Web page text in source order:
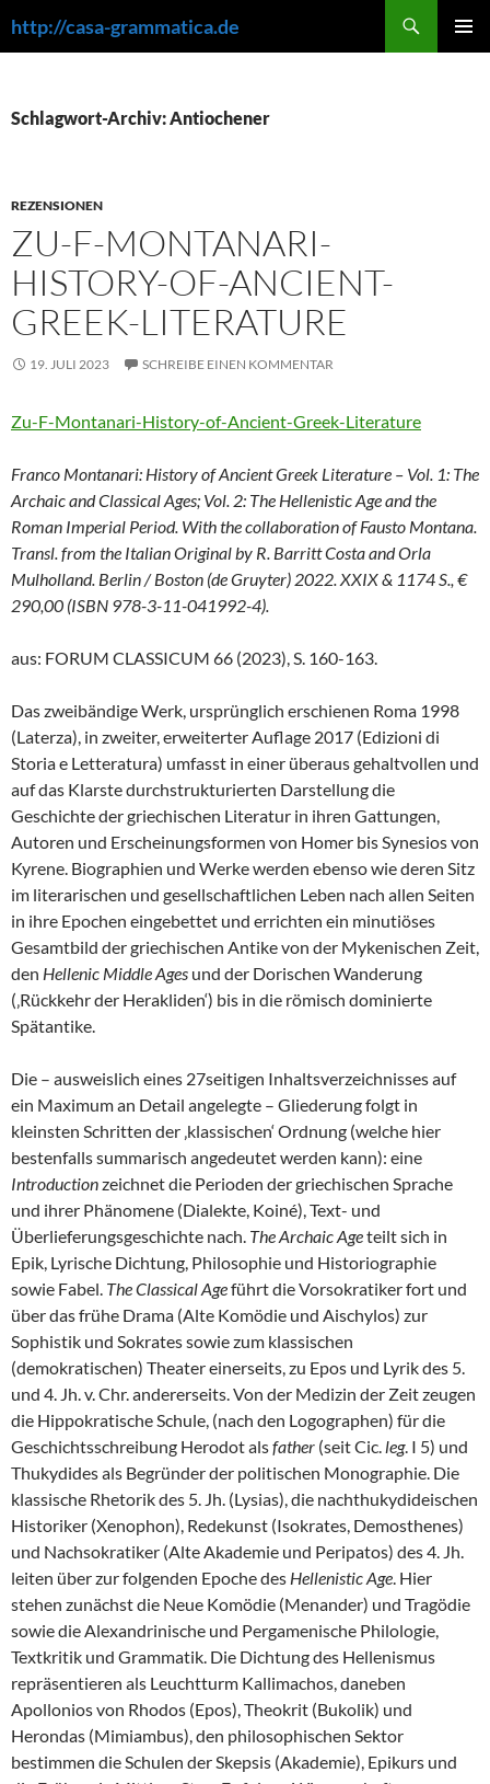
Inhalt
http://casa-grammatica.de
Schlagwort-Archiv: Antiochener
REZENSIONEN
ZU-F-MONTANARI-
HISTORY-OF-ANCIENT-
GREEK-LITERATURE
19. JULI 2023 SCHREIBE EINEN KOMMENTAR
Zu-F-Montanari-History-of-Ancient-Greek-Literature
Franco Montanari: History of Ancient Greek Literature – Vol. 1: The
Archaic and Classical Ages; Vol. 2: The Hellenistic Age and the
Roman Imperial Period. With the collaboration of Fausto Montana.
Transl. from the Italian Original by R. Barritt Costa and Orla
Mulholland. Berlin / Boston (de Gruyter) 2022. XXIX & 1174 S., €
290,00 (ISBN 978-3-11-041992-4).
aus: FORUM CLASSICUM 66 (2023), S. 160-163.
Das zweibändige Werk, ursprünglich erschienen Roma 1998
(Laterza), in zweiter, erweiterter Auflage 2017 (Edizioni di
Storia e Letteratura) umfasst in einer überaus gehaltvollen und
auf das Klarste durchstrukturierten Darstellung die
Geschichte der griechischen Literatur in ihren Gattungen,
Autoren und Erscheinungsformen von Homer bis Synesios von
Kyrene. Biographien und Werke werden ebenso wie deren Sitz
im literarischen und gesellschaftlichen Leben nach allen Seiten
in ihre Epochen eingebettet und errichten ein minutiöses
Gesamtbild der griechischen Antike von der Mykenischen Zeit,
den Hellenic Middle Ages und der Dorischen Wanderung
(‚Rückkehr der Herakliden‘) bis in die römisch dominierte
Spätantike.
Die – ausweislich eines 27seitigen Inhaltsverzeichnisses auf
ein Maximum an Detail angelegte – Gliederung folgt in
kleinsten Schritten der ‚klassischen‘ Ordnung (welche hier
bestenfalls summarisch angedeutet werden kann): eine
Introductionzeichnet die Perioden der griechischen Sprache
und ihrer Phänomene (Dialekte, Koiné), Text- und
Überlieferungsgeschichte nach. The Archaic Ageteilt sich in
Epik, Lyrische Dichtung, Philosophie und Historiographie
sowie Fabel. TheClassical Ageführt die Vorsokratiker fort und
über das frühe Drama (Alte Komödie und Aischylos) zur
Sophistik und Sokrates sowie zum klassischen
(demokratischen) Theater einerseits, zu Epos und Lyrik des 5.
und 4. Jh. v. Chr. andererseits. Von der Medizin der Zeit zeugen
die Hippokratische Schule, (nach den Logographen) für die
Geschichtsschreibung Herodot alsfather (seit Cic. leg. I 5) und
Thukydides als Begründer der politischen Monographie. Die
klassische Rhetorik des 5. Jh. (Lysias), die nachthukydideischen
Historiker (Xenophon), Redekunst (Isokrates, Demosthenes)
und Nachsokratiker (Alte Akademie und Peripatos) des 4. Jh.
leiten über zur folgenden Epoche des Hellenistic Age. Hier
stehen zunächst die Neue Komödie (Menander) und Tragödie
sowie die Alexandrinische und Pergamenische Philologie,
Textkritik und Grammatik. Die Dichtung des Hellenismus
repräsentieren als Leuchtturm Kallimachos, daneben
Apollonios von Rhodos (Epos), Theokrit (Bukolik) und
Herondas (Mimiambus), den philosophischen Sektor
bestimmen die Schulen der Skepsis (Akademie), Epikurs und